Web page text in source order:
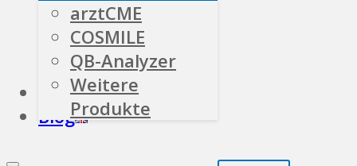
arztCME
COSMILE
QB-Analyzer
Weitere
Produkte
BranchenÜber uns
Blog